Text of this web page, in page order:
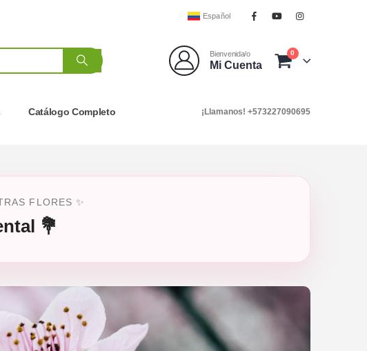
Español
Bienvenida/o
Mi Cuenta
0
Catálogo Completo ¡Llamanos! +573227090695
FLORES ✨
💐